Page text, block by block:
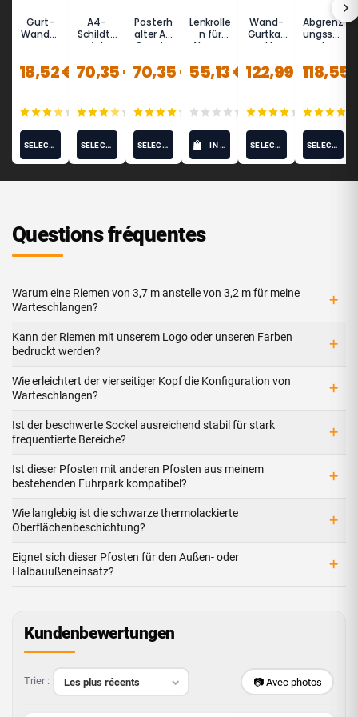
Gurt-
Wandcli
z)
18,52 €
(15)
SELECT OPTIONS
A4-
Schildta
fel
mat für
Absperr
70,35 €
(10)
SELECT OPTIONS
Posterh
alter A4
Querfor
70,35 €
(12)
SELECT OPTIONS
Lenkrolle
n für
Absperr
55,13 €
(0)
IN DEN WARENKORB
Wand-
Gurtkas
sette
METAL
MUR
122,99 €
(7)
SELECT OPTIONS
Abgrenz
ungsstä
nder
ger
(schwar
LIMIT
118,55
SELECT OPTIONS
Questions fréquentes
Warum eine Riemen von 3,7 m anstelle von 3,2 m für meine
Warteschlangen?
+
Kann der Riemen mit unserem Logo oder unseren Farben
bedruckt werden?
+
Wie erleichtert der vierseitiger Kopf die Konfiguration von
Warteschlangen?
+
Ist der beschwerte Sockel ausreichend stabil für stark
frequentierte Bereiche?
+
Ist dieser Pfosten mit anderen Pfosten aus meinem
bestehenden Fuhrpark kompatibel?
+
Wie langlebig ist die schwarze thermolackierte
Oberflächenbeschichtung?
+
Eignet sich dieser Pfosten für den Außen- oder
Halbauußeneinsatz?
+
Kundenbewertungen
Trier : 📷 Avec photos